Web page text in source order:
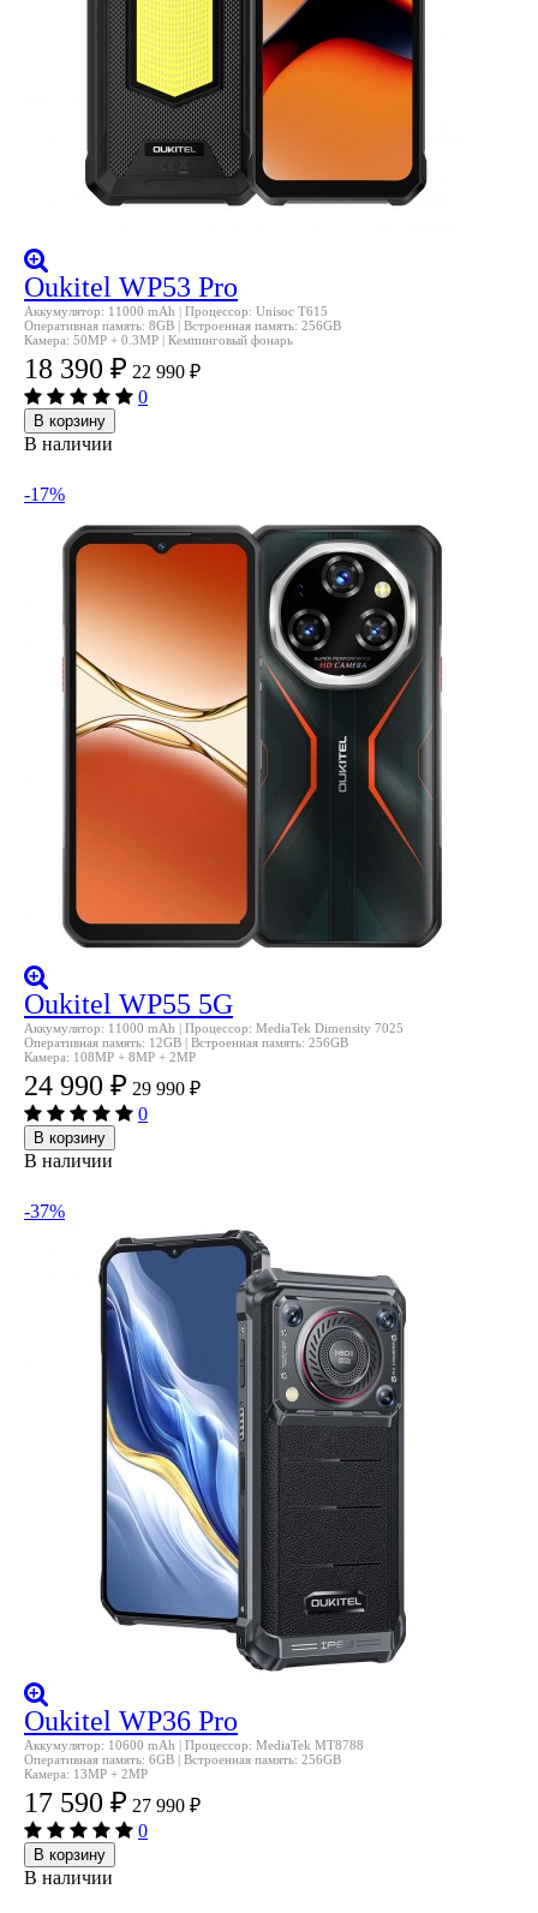
Oukitel WP53 Pro
Аккумулятор: 11000 mAh | Процессор: Unisoc T615
Оперативная память: 8GB | Встроенная память: 256GB
Камера: 50MP + 0.3MP | Кемпинговый фонарь
18 390 ₽ 22 990 ₽
0
В корзину
В наличии
-17%
Oukitel WP55 5G
Аккумулятор: 11000 mAh | Процессор: MediaTek Dimensity 7025
Оперативная память: 12GB | Встроенная память: 256GB
Камера: 108MP + 8MP + 2MP
24 990 ₽ 29 990 ₽
0
В корзину
В наличии
-37%
Oukitel WP36 Pro
Аккумулятор: 10600 mAh | Процессор: MediaTek MT8788
Оперативная память: 6GB | Встроенная память: 256GB
Камера: 13MP + 2MP
17 590 ₽ 27 990 ₽
0
В корзину
В наличии